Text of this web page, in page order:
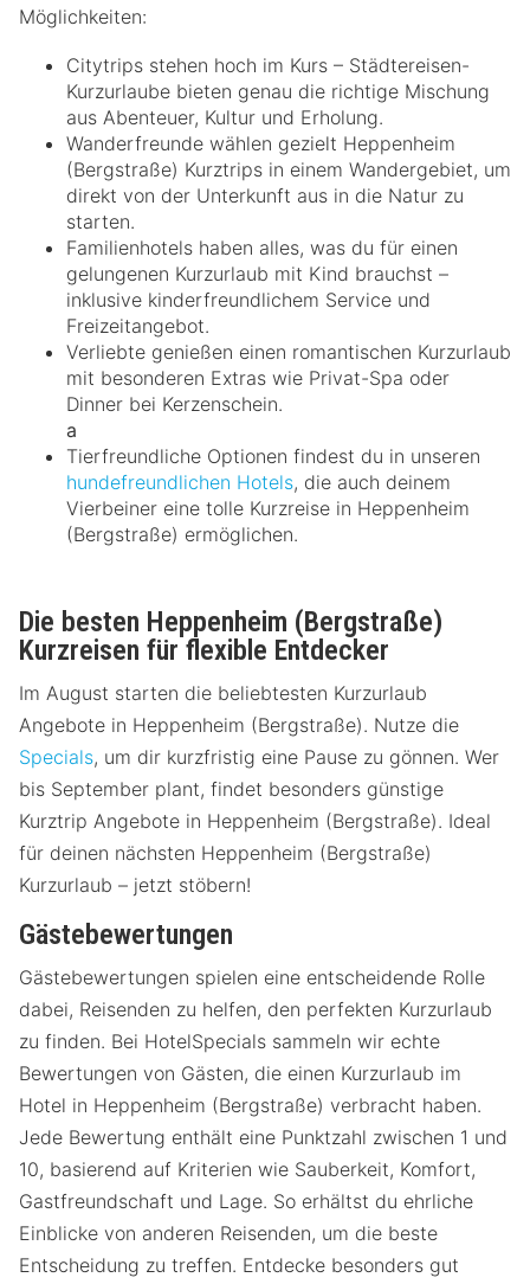
Möglichkeiten:
Citytrips stehen hoch im Kurs – Städtereisen-
Kurzurlaube bieten genau die richtige Mischung
aus Abenteuer, Kultur und Erholung.
Wanderfreunde wählen gezielt Heppenheim
(Bergstraße) Kurztrips in einem Wandergebiet, um
direkt von der Unterkunft aus in die Natur zu
starten.
Familienhotels haben alles, was du für einen
gelungenen Kurzurlaub mit Kind brauchst –
inklusive kinderfreundlichem Service und
Freizeitangebot.
Verliebte genießen einen romantischen Kurzurlaub
mit besonderen Extras wie Privat-Spa oder
Dinner bei Kerzenschein.
a
Tierfreundliche Optionen findest du in unseren
hundefreundlichen Hotels, die auch deinem
Vierbeiner eine tolle Kurzreise in Heppenheim
(Bergstraße) ermöglichen.
Die besten Heppenheim (Bergstraße)
Kurzreisen für flexible Entdecker
Im August starten die beliebtesten Kurzurlaub
Angebote in Heppenheim (Bergstraße). Nutze die
Specials, um dir kurzfristig eine Pause zu gönnen. Wer
bis September plant, findet besonders günstige
Kurztrip Angebote in Heppenheim (Bergstraße). Ideal
für deinen nächsten Heppenheim (Bergstraße)
Kurzurlaub – jetzt stöbern!
Gästebewertungen
Gästebewertungen spielen eine entscheidende Rolle
dabei, Reisenden zu helfen, den perfekten Kurzurlaub
zu finden. Bei HotelSpecials sammeln wir echte
Bewertungen von Gästen, die einen Kurzurlaub im
Hotel in Heppenheim (Bergstraße) verbracht haben.
Jede Bewertung enthält eine Punktzahl zwischen 1 und
10, basierend auf Kriterien wie Sauberkeit, Komfort,
Gastfreundschaft und Lage. So erhältst du ehrliche
Einblicke von anderen Reisenden, um die beste
Entscheidung zu treffen. Entdecke besonders gut